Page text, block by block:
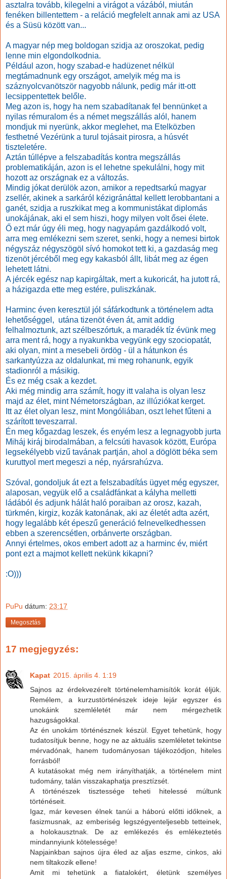
asztalra tovább, kilegelni a virágot a vázából, miután
fenéken billentettem - a reláció megfelelt annak ami az USA
és a Süsü között van...
A magyar nép meg boldogan szidja az oroszokat, pedig
lenne min elgondolkodnia.
Például azon, hogy szabad-e hadüzenet nélkül
megtámadnunk egy országot, amelyik még ma is
száznyolcvanötször nagyobb nálunk, pedig már itt-ott
lecsippentettek belőle.
Meg azon is, hogy ha nem szabadítanak fel bennünket a
nyilas rémuralom és a német megszállás alól, hanem
mondjuk mi nyerünk, akkor meglehet, ma Etelközben
festhetné Vezérünk a turul tojásait pirosra, a húsvét
tiszteletére.
Aztán túllépve a felszabadítás kontra megszállás
problematikáján, azon is el lehetne spekulálni, hogy mit
hozott az országnak ez a változás.
Mindig jókat derülök azon, amikor a repedtsarkú magyar
zsellér, akinek a sarkáról kézigránáttal kellett lerobbantani a
ganét, szidja a ruszkikat meg a kommunistákat diplomás
unokájának, aki el sem hiszi, hogy milyen volt ősei élete.
Ő ezt már úgy éli meg, hogy nagyapám gazdálkodó volt,
arra meg emlékezni sem szeret, senki, hogy a nemesi birtok
négyszáz négyszögöl sívó homokot tett ki, a gazdaság meg
tizenöt jércéből meg egy kakasból állt, libát meg az égen
lehetett látni.
A jércék egész nap kapirgáltak, mert a kukoricát, ha jutott rá,
a házigazda ette meg estére, puliszkának.
Harminc éven keresztül jól sáfárkodtunk a történelem adta
lehetőséggel, utána tizenöt éven át, amit addig
felhalmoztunk, azt szélbeszórtuk, a maradék tíz évünk meg
arra ment rá, hogy a nyakunkba vegyünk egy szociopatát,
aki olyan, mint a mesebeli ördög - ül a hátunkon és
sarkantyúzza az oldalunkat, mi meg rohanunk, egyik
stadionról a másikig.
És ez még csak a kezdet.
Aki még mindig arra számít, hogy itt valaha is olyan lesz
majd az élet, mint Németországban, az illúziókat kerget.
Itt az élet olyan lesz, mint Mongóliában, oszt lehet fűteni a
szárított teveszarral.
Én meg kőgazdag leszek, és enyém lesz a legnagyobb jurta
Miháj kiráj birodalmában, a felcsúti havasok között, Európa
legsekélyebb vizű tavának partján, ahol a döglött béka sem
kuruttyol mert megeszi a nép, nyársrahúzva.
Szóval, gondoljuk át ezt a felszabadítás ügyet még egyszer,
alaposan, vegyük elő a családfánkat a kályha melletti
ládából és adjunk hálát haló poraiban az orosz, kazah,
türkmén, kirgiz, kozák katonának, aki az életét adta azért,
hogy legalább két épeszű generáció felnevelkedhessen
ebben a szerencsétlen, orbánverte országban.
Annyi értelmes, okos embert adott az a harminc év, miért
pont ezt a majmot kellett nekünk kikapni?
:O)))
PuPu dátum: 23:17
Megosztás
17 megjegyzés:
Kapat 2015. április 4. 1:19
Sajnos az érdekvezérelt történelemhamisítók korát éljük.
Remélem, a kurzustörténészek ideje lejár egyszer és
unokáink szemléletét már nem mérgezhetik
hazugságokkal.
Az én unokám történésznek készül. Egyet tehetünk, hogy
tudatosítjuk benne, hogy ne az aktuális szemléletet tekintse
mérvadónak, hanem tudományosan tájékozódjon, hiteles
forrásból!
A kutatásokat még nem irányíthatják, a történelem mint
tudomány, talán visszakaphatja presztízsét.
A történészek tisztessége teheti hitelessé múltunk
történéseit.
Igaz, már kevesen élnek tanúi a háború előtti időknek, a
fasizmusnak, az emberiség legszégyenteljesebb tetteinek,
a holokausztnak. De az emlékezés és emlékeztetés
mindannyiunk kötelessége!
Napjainkban sajnos újra éled az aljas eszme, cinkos, aki
nem tiltakozik ellene!
Amit mi tehetünk a fiatalokért, életünk személyes